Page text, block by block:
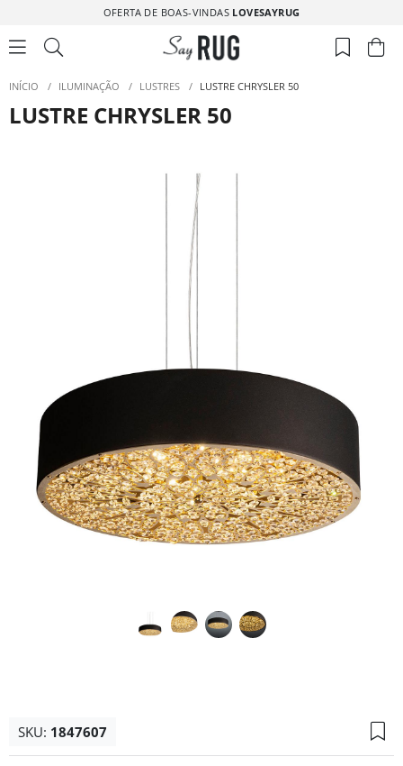
OFERTA DE BOAS-VINDAS LOVESAYRUG
INÍCIO / ILUMINAÇÃO / LUSTRES / LUSTRE CHRYSLER 50
LUSTRE CHRYSLER 50
SKU: 1847607